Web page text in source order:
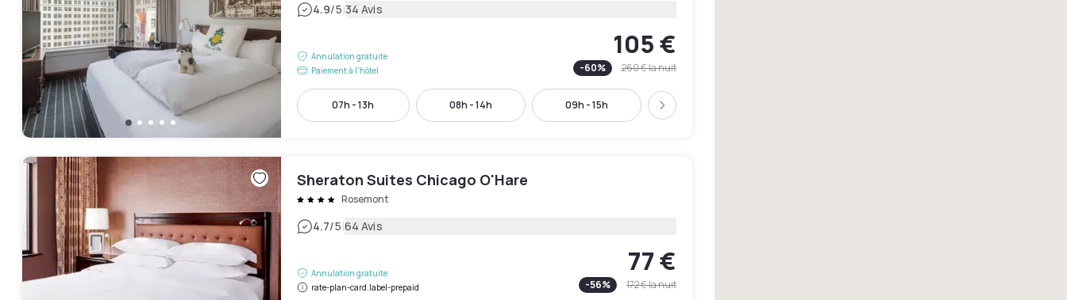
4.9/5|34 Avis
Annulation gratuite
Paiement à l'hôtel
105 €
-60% 260 €la nuit
07h - 13h 08h - 14h 09h - 15h Suivant
Sheraton Suites Chicago O'Hare
Rosemont
4.7/5|64 Avis
Annulation gratuite
rate-plan-card.label-prepaid
77 €
-56% 172 €la nuit